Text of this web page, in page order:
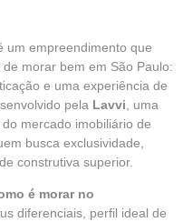
um empreendimento que
morar bem em São Paulo:
e uma experiência de
pela Lavvi , uma
mercado imobiliário de
busca exclusividade,
construtiva superior.
é morar no
diferenciais, perfil ideal de